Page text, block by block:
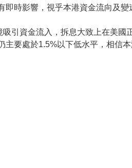
時影響，視乎本港資金流向及變
引資金流入，拆息大致上在美國
要處於1.5%以下低水平，相信